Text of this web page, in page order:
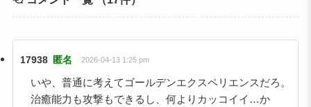
17938 匿名 2026-04-13 1:25 pm
いや、普通に考えてゴールデンエクスペリエンスだろ。
治癒能力も攻撃もできるし、何よりカッコイイ…か